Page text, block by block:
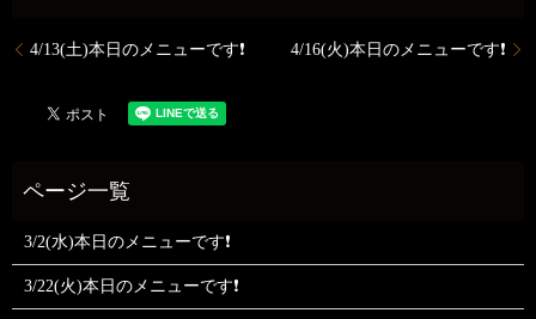
4/13(土)本日のメニューです❗ 4/16(火)本日のメニューです❗
3/2(水)本日のメニューです❗
3/22(火)本日のメニューです❗